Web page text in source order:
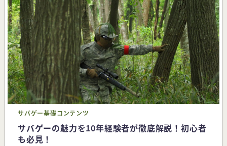
サバゲー基礎コンテンツ
サバゲーの魅力を10年経験者が徹底解説！初心者
も必見！